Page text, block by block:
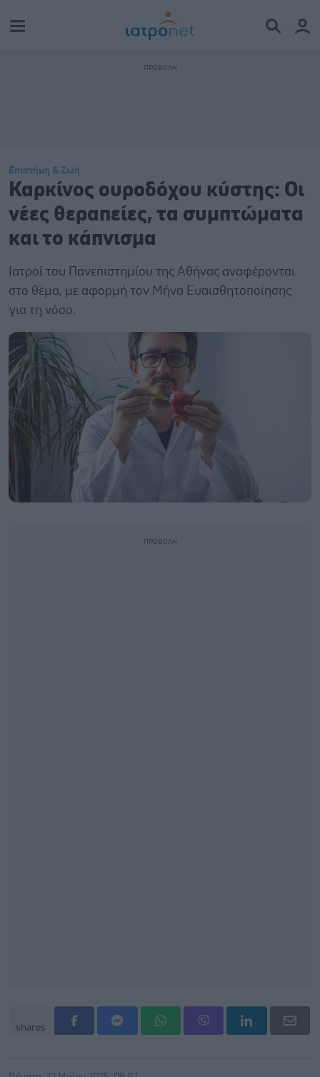
Επιστήμη & Ζωή
Καρκίνος ουροδόχου κύστης: Οι
νέες θεραπείες, τα συμπτώματα
και το κάπνισμα
Ιατροί του Πανεπιστημίου της Αθήνας αναφέρονται
στο θέμα, με αφορμή τον Μήνα Ευαισθητοποίησης
για τη νόσο.
shares